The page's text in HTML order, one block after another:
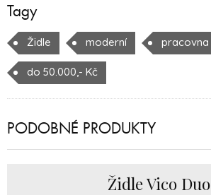
Tagy
Židle moderní pracovna
do 50.000,- Kč
PODOBNÉ PRODUKTY
Židle Vico Duo